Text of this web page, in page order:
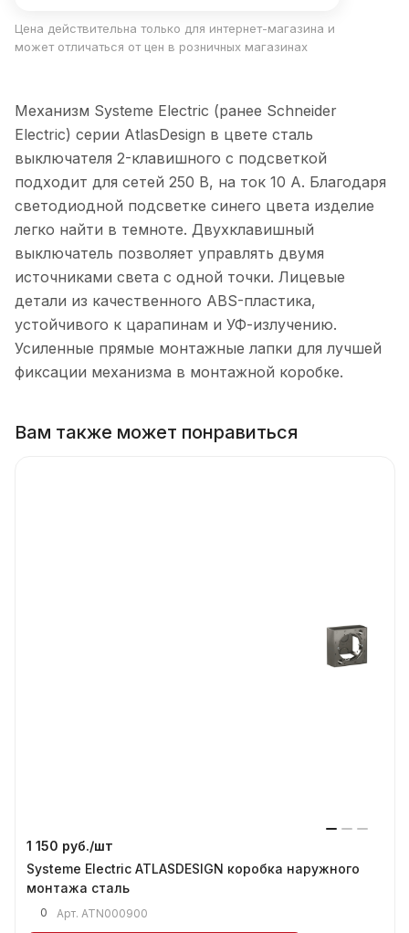
Цена действительна только для интернет-магазина и
может отличаться от цен в розничных магазинах
Механизм Systeme Electric (ранее Schneider
Electric) серии AtlasDesign в цвете сталь
выключателя 2-клавишного c подсветкой
подходит для сетей 250 В, на ток 10 А. Благодаря
светодиодной подсветке синего цвета изделие
легко найти в темноте. Двухклавишный
выключатель позволяет управлять двумя
источниками света с одной точки. Лицевые
детали из качественного ABS-пластика,
устойчивого к царапинам и УФ-излучению.
Усиленные прямые монтажные лапки для лучшей
фиксации механизма в монтажной коробке.
Вам также может понравиться
1 150 руб./шт
Systeme Electric ATLASDESIGN коробка наружного
монтажа сталь
0 Арт. ATN000900